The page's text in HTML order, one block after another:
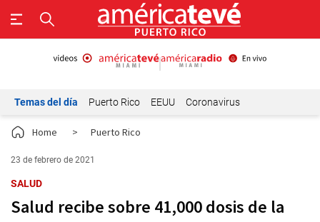
Temas del día Puerto Rico EEUU Coronavirus
Home > Puerto Rico
23 de febrero de 2021
SALUD
Salud recibe sobre 41,000 dosis de la